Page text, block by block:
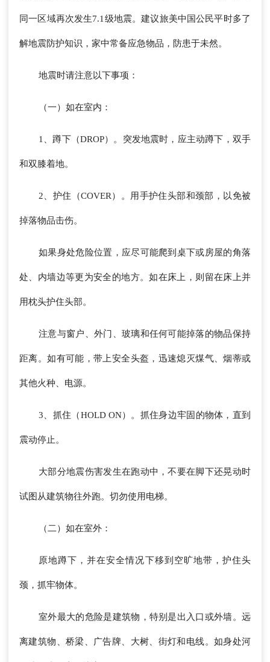
同一区域再次发生7.1级地震。建议旅美中国公民平时多了
解地震防护知识，家中常备应急物品，防患于未然。
地震时请注意以下事项：
（一）如在室内：
1、蹲下（DROP）。突发地震时，应主动蹲下，双手
和双膝着地。
2、护住（COVER）。用手护住头部和颈部，以免被
掉落物品击伤。
如果身处危险位置，应尽可能爬到桌下或房屋的角落
处、内墙边等更为安全的地方。如在床上，则留在床上并
用枕头护住头部。
注意与窗户、外门、玻璃和任何可能掉落的物品保持
距离。如有可能，带上安全头盔，迅速熄灭煤气、烟蒂或
其他火种、电源。
3、抓住（HOLD ON）。抓住身边牢固的物体，直到
震动停止。
大部分地震伤害发生在跑动中，不要在脚下还晃动时
试图从建筑物往外跑。切勿使用电梯。
（二）如在室外：
原地蹲下，并在安全情况下移到空旷地带，护住头
颈，抓牢物体。
室外最大的危险是建筑物，特别是出入口或外墙。远
离建筑物、桥梁、广告牌、大树、街灯和电线。如身处河